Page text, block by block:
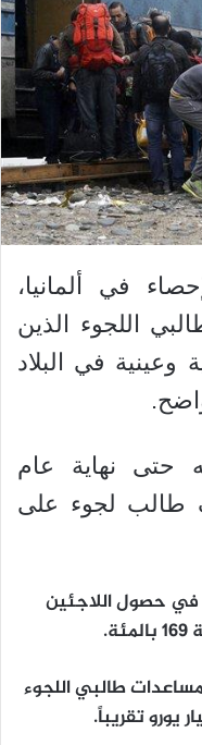
في ألمانيا،
اللجوء الذين
في البلاد
حتى نهاية عام
نحو 975 ألف طالب لجوء على
في حصول اللاجئين
طالبي اللجوء